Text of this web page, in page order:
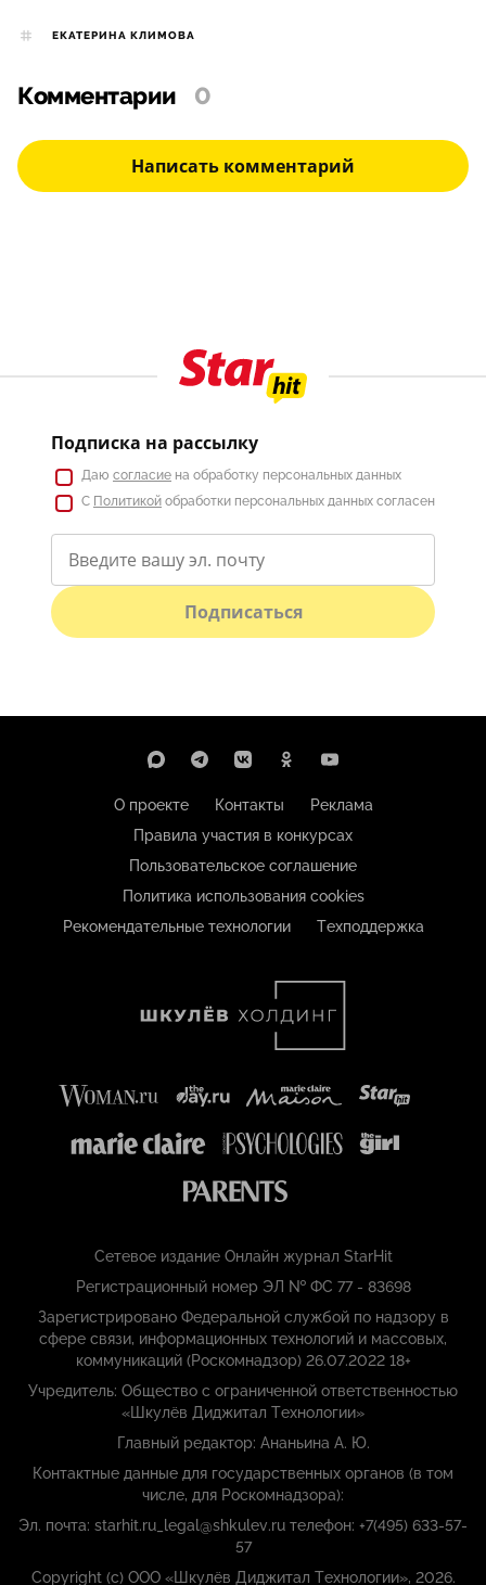
ЕКАТЕРИНА КЛИМОВА
Комментарии 0
Написать комментарий
Подписка на рассылку
Даю согласие на обработку персональных данных
С Политикой обработки персональных данных согласен
Подписаться
О проекте Контакты
Реклама
Правила участия в конкурсах
Пользовательское соглашение
Политика использования cookies
Рекомендательные технологии
Техподдержка
Сетевое издание Онлайн журнал StarHit
Регистрационный номер ЭЛ № ФС 77 - 83698
Зарегистрировано Федеральной службой по надзору в
сфере связи, информационных технологий и массовых,
коммуникаций (Роскомнадзор) 26.07.2022 18+
Учредитель: Общество с ограниченной ответственностью
«Шкулёв Диджитал Технологии»
Главный редактор: Ананьина А. Ю.
Контактные данные для государственных органов (в том
числе, для Роскомнадзора):
Эл. почта: starhit.ru_legal@shkulev.ru телефон: +7(495) 633-57-
57
Copyright (с) ООО «Шкулёв Диджитал Технологии», 2026.